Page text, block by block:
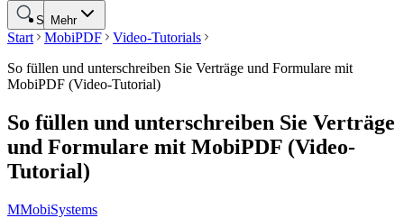
Mehr
Suche
Start MobiPDF
Video-Tutorials
So füllen und unterschreiben Sie Verträge und Formulare mit
MobiPDF (Video-Tutorial)
So füllen und unterschreiben Sie Verträge
und Formulare mit MobiPDF (Video-
Tutorial)
MMobiSystems